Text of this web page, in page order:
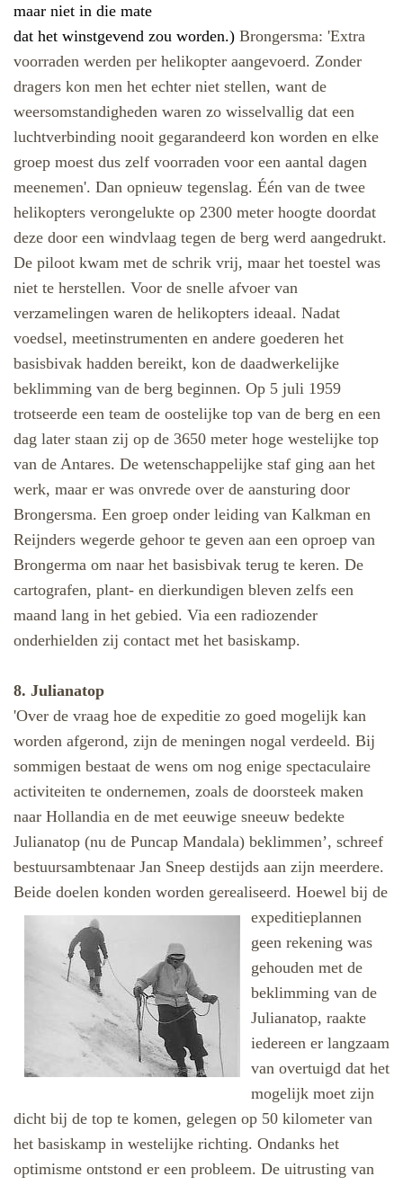
maar niet in die mate
dat het winstgevend zou worden.) Brongersma: 'Extra
voorraden werden per helikopter aangevoerd. Zonder
dragers kon men het echter niet stellen, want de
weersomstandigheden waren zo wisselvallig dat een
luchtverbinding nooit gegarandeerd kon worden en elke
groep moest dus zelf voorraden voor een aantal dagen
meenemen'. Dan opnieuw tegenslag. Één van de twee
helikopters verongelukte op 2300 meter hoogte doordat
deze door een windvlaag tegen de berg werd aangedrukt.
De piloot kwam met de schrik vrij, maar het toestel was
niet te herstellen. Voor de snelle afvoer van
verzamelingen waren de helikopters ideaal. Nadat
voedsel, meetinstrumenten en andere goederen het
basisbivak hadden bereikt, kon de daadwerkelijke
beklimming van de berg beginnen. Op 5 juli 1959
trotseerde een team de oostelijke top van de berg en een
dag later staan zij op de 3650 meter hoge westelijke top
van de Antares. De wetenschappelijke staf ging aan het
werk, maar er was onvrede over de aansturing door
Brongersma. Een groep onder leiding van Kalkman en
Reijnders wegerde gehoor te geven aan een oproep van
Brongerma om naar het basisbivak terug te keren. De
cartografen, plant- en dierkundigen bleven zelfs een
maand lang in het gebied. Via een radiozender
onderhielden zij contact met het basiskamp.
8. Julianatop
'Over de vraag hoe de expeditie zo goed mogelijk kan
worden afgerond, zijn de meningen nogal verdeeld. Bij
sommigen bestaat de wens om nog enige spectaculaire
activiteiten te ondernemen, zoals de doorsteek maken
naar Hollandia en de met eeuwige sneeuw bedekte
Julianatop (nu de Puncap Mandala) beklimmen’, schreef
bestuursambtenaar Jan Sneep destijds aan zijn meerdere.
Beide doelen konden worden gerealiseerd. Hoewel bij de
expeditieplannen
geen rekening was
gehouden met de
beklimming van de
Julianatop, raakte
iedereen er langzaam
van overtuigd dat het
mogelijk moet zijn
dicht bij de top te komen, gelegen op 50 kilometer van
het basiskamp in westelijke richting. Ondanks het
optimisme ontstond er een probleem. De uitrusting van